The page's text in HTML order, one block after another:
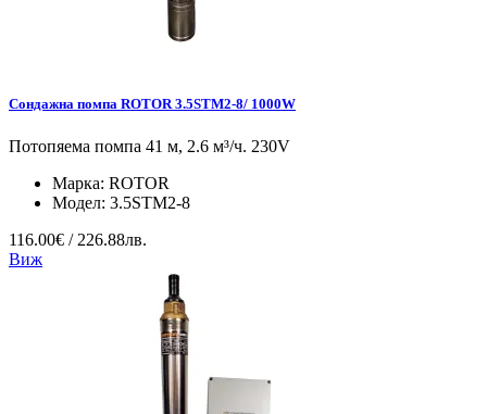
Сондажна помпа ROTOR 3.5STM2-8/ 1000W
Потопяема помпа 41 м, 2.6 м³/ч. 230V
Марка: ROTOR
Модел: 3.5STM2-8
116.00€ / 226.88лв.
Виж